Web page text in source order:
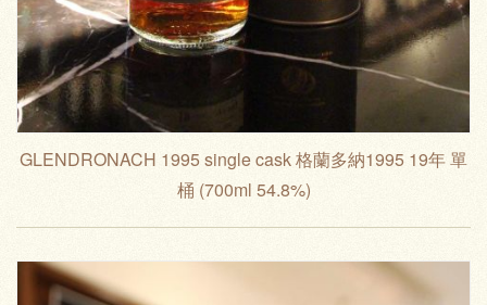
GLENDRONACH 1995 single cask 格蘭多納1995 19年 單
桶 (700ml 54.8%)